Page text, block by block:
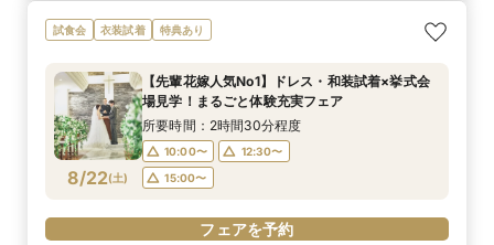
8/21(金)
☆期間限定☆【空知で採れた厳選食材使用！】岩
見沢の特別がここに！婚礼メニュー試食フェア♪
10:00〜
12:30〜
15:00〜
フェアを予約
8/21(金)
☆マイナビ限定☆こだわりのロケーションフォト
相談会！
10:00〜
12:30〜
15:00〜
フェアを予約
8/21(金)
最短1か月で挙式可能！少人数・フォトウェディ
ングをお考えのおふたりにも♡クイックウェディ
所要時間：2時間30分程度
15:00〜
フェアを予約
試食会 衣装試着 特典あり
8/22(土)
【先輩花嫁人気No1】ドレス・和装試着×挙式会
場見学！まるごと体験充実フェア
所要時間：2時間30分程度
10:00〜
12:30〜
15:00〜
フェアを予約